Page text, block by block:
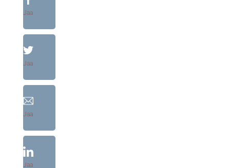
Jaa
Jaa
Jaa
Jaa